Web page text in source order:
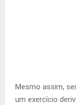
Mesmo assim,
um exercício